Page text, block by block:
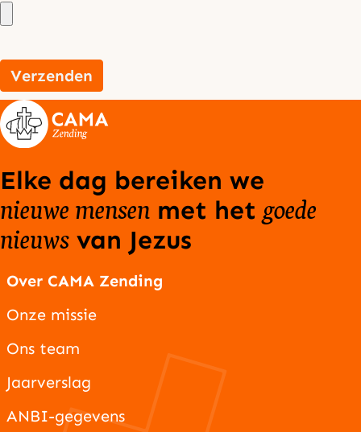
Verzenden
Elke dag bereiken we
nieuwe mensen met het goede
nieuws van Jezus
Over CAMA Zending
Onze missie
Ons team
Jaarverslag
ANBI-gegevens